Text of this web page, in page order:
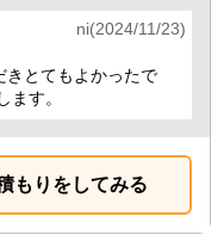
ni(2024/11/23)
きとてもよかったで
ます。
もりをしてみる